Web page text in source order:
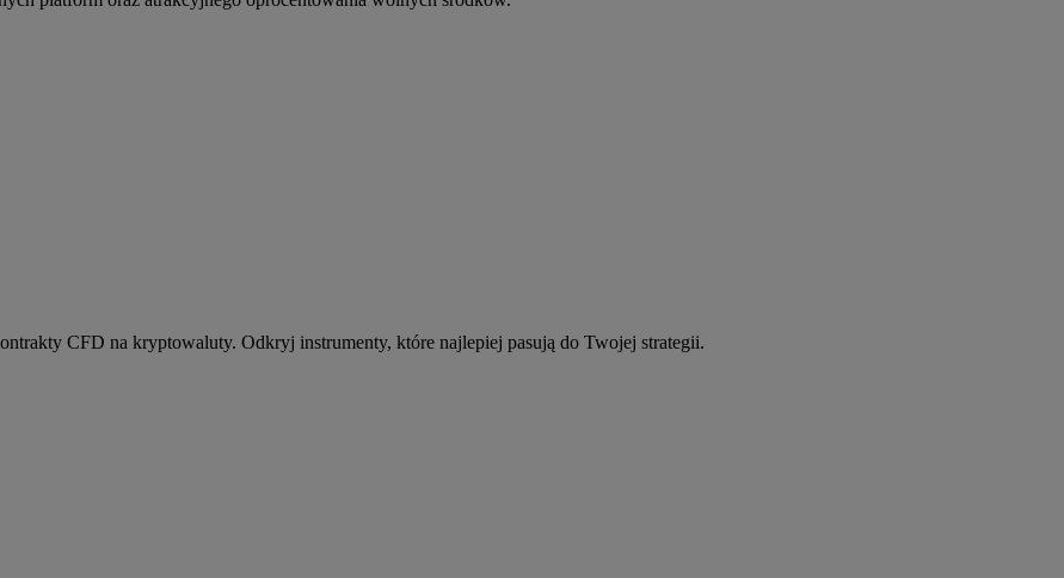
CFD na kryptowaluty. Odkryj instrumenty, które najlepiej pasują do Twojej strategii.